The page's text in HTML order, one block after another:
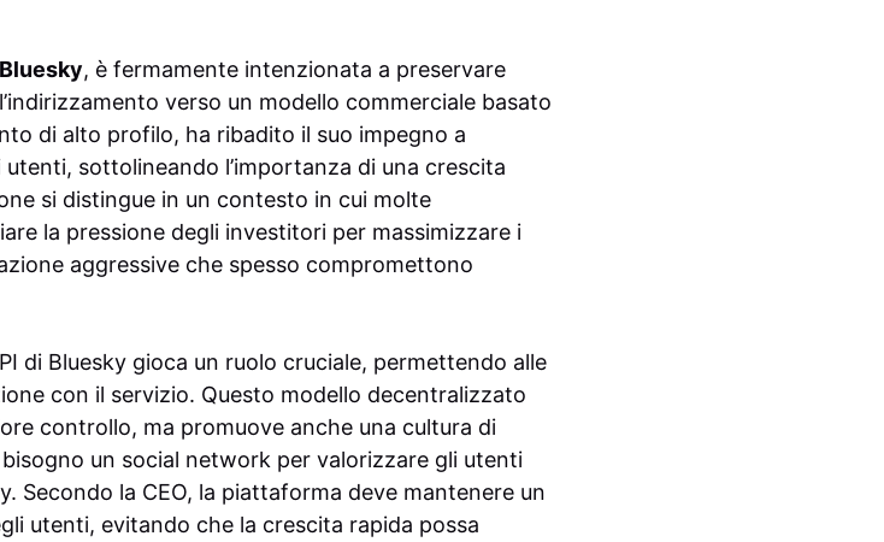
Bluesky, è fermamente intenzionata a preservare
verso un modello commerciale basato
di alto profilo, ha ribadito il suo impegno a
sottolineando l’importanza di una crescita
si distingue in un contesto in cui molte
la pressione degli investitori per massimizzare i
aggressive che spesso compromettono
di Bluesky gioca un ruolo cruciale, permettendo alle
con il servizio. Questo modello decentralizzato
controllo, ma promuove anche una cultura di
un social network per valorizzare gli utenti
Secondo la CEO, la piattaforma deve mantenere un
utenti, evitando che la crescita rapida possa